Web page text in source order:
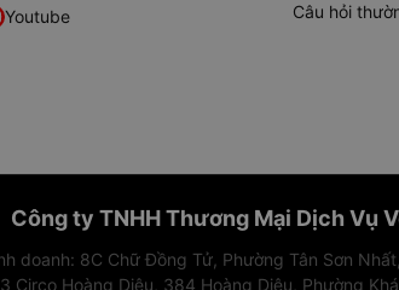
Youtube
Câu hỏi
Công ty TNHH Thương Mại Dịch Vụ
doanh: 8C Chữ Đồng Tử, Phường Tân Sơn
Circo Hoàng Diệu, 384 Hoàng Diệu, Phường